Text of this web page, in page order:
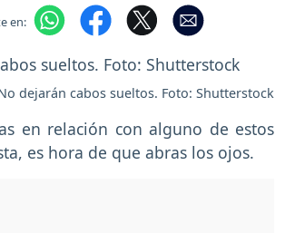
en:
dejarán cabos sueltos. Foto: Shutterstock
en relación con alguno de estos
es hora de que abras los ojos.